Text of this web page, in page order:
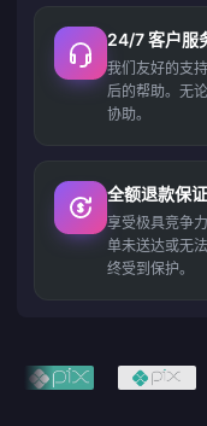
24/7 客户服
我们友好的支
后的帮助。无
协助。
全额退款保证
享受极具竞争
单未送达或无
终受到保护。